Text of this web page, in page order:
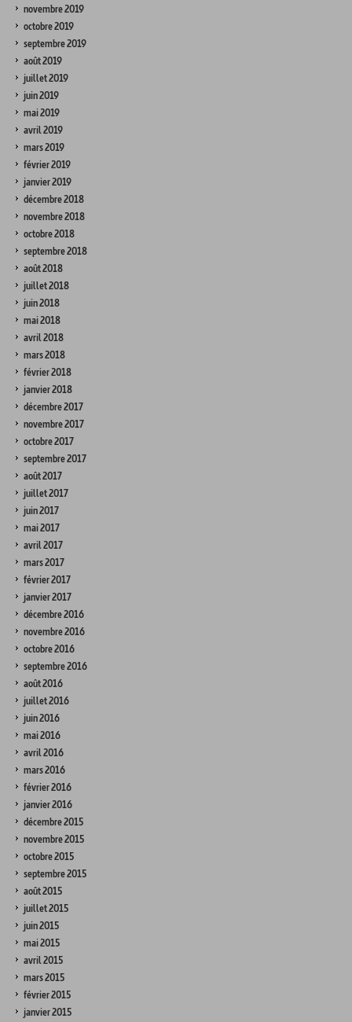
novembre 2019
octobre 2019
septembre 2019
août 2019
juillet 2019
juin 2019
mai 2019
avril 2019
mars 2019
février 2019
janvier 2019
décembre 2018
novembre 2018
octobre 2018
septembre 2018
août 2018
juillet 2018
juin 2018
mai 2018
avril 2018
mars 2018
février 2018
janvier 2018
décembre 2017
novembre 2017
octobre 2017
septembre 2017
août 2017
juillet 2017
juin 2017
mai 2017
avril 2017
mars 2017
février 2017
janvier 2017
décembre 2016
novembre 2016
octobre 2016
septembre 2016
août 2016
juillet 2016
juin 2016
mai 2016
avril 2016
mars 2016
février 2016
janvier 2016
décembre 2015
novembre 2015
octobre 2015
septembre 2015
août 2015
juillet 2015
juin 2015
mai 2015
avril 2015
mars 2015
février 2015
janvier 2015